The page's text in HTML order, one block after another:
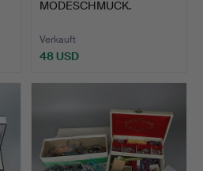
MODESCHMUCK.
Verkauft
48 USD